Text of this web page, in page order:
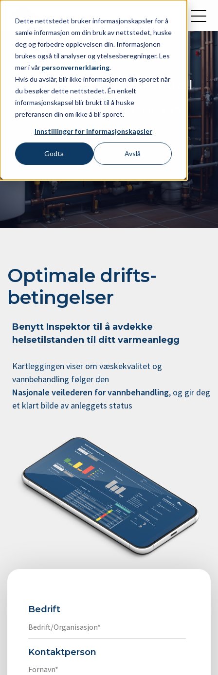
Dette nettstedet bruker informasjonskapsler for å
samle informasjon om din bruk av nettstedet, huske
deg og forbedre opplevelsen din. Informasjonen
brukes også til analyser og ytelsesberegninger. Les
mer i vår personvernerklæring.
Hvis du avslår, blir ikke informasjonen din sporet når
du besøker dette nettstedet. Én enkelt
informasjonskapsel blir brukt til å huske
preferansen din om ikke å bli sporet.
Innstillinger for informasjonskapsler
Godta Avslå
Vannbehandlings­kontroll
VED LUKKEDE VARMEANLEGG
Optimale drifts­­
betingelser
Benytt Inspektor til å avdekke
helsetilstanden til ditt varmeanlegg
Kartleggingen viser om væskekvalitet og
vannbehandling følger den
Nasjonale veilederen for vannbehandling, og gir deg
et klart bilde av anleggets status
Bedrift
Kontaktperson